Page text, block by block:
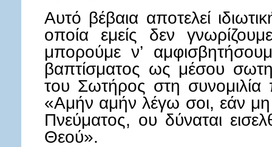
Αυτό βέβαια αποτελεί
οποία εμείς δεν
μπορούμε ν’
βαπτίσματος ως μέσου
του Σωτήρος στη
«Αμήν αμήν λέγω σοι, εάν μη
Πνεύματος, ου δύναται
Θεού».